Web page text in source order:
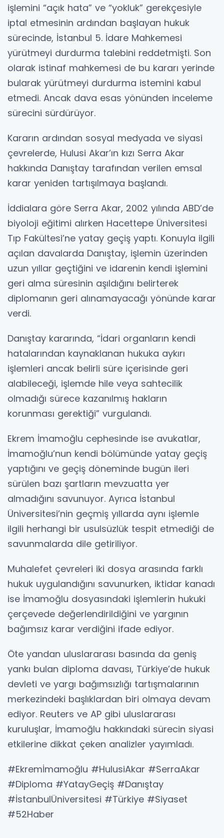
işlemini “açık hata” ve “yokluk” gerekçesiyle
iptal etmesinin ardından başlayan hukuk
sürecinde, İstanbul 5. İdare Mahkemesi
yürütmeyi durdurma talebini reddetmişti. Son
olarak istinaf mahkemesi de bu kararı yerinde
bularak yürütmeyi durdurma istemini kabul
etmedi. Ancak dava esas yönünden inceleme
sürecini sürdürüyor.
Kararın ardından sosyal medyada ve siyasi
çevrelerde, Hulusi Akar’ın kızı Serra Akar
hakkında Danıştay tarafından verilen emsal
karar yeniden tartışılmaya başlandı.
İddialara göre Serra Akar, 2002 yılında ABD’de
biyoloji eğitimi alırken Hacettepe Üniversitesi
Tıp Fakültesi’ne yatay geçiş yaptı. Konuyla ilgili
açılan davalarda Danıştay, işlemin üzerinden
uzun yıllar geçtiğini ve idarenin kendi işlemini
geri alma süresinin aşıldığını belirterek
diplomanın geri alınamayacağı yönünde karar
verdi.
Danıştay kararında, “İdari organların kendi
hatalarından kaynaklanan hukuka aykırı
işlemleri ancak belirli süre içerisinde geri
alabileceği, işlemde hile veya sahtecilik
olmadığı sürece kazanılmış hakların
korunması gerektiği” vurgulandı.
Ekrem İmamoğlu cephesinde ise avukatlar,
İmamoğlu’nun kendi bölümünde yatay geçiş
yaptığını ve geçiş döneminde bugün ileri
sürülen bazı şartların mevzuatta yer
almadığını savunuyor. Ayrıca İstanbul
Üniversitesi’nin geçmiş yıllarda aynı işlemle
ilgili herhangi bir usulsüzlük tespit etmediği de
savunmalarda dile getiriliyor.
Muhalefet çevreleri iki dosya arasında farklı
hukuk uygulandığını savunurken, iktidar kanadı
ise İmamoğlu dosyasındaki işlemlerin hukuki
çerçevede değerlendirildiğini ve yargının
bağımsız karar verdiğini ifade ediyor.
Öte yandan uluslararası basında da geniş
yankı bulan diploma davası, Türkiye’de hukuk
devleti ve yargı bağımsızlığı tartışmalarının
merkezindeki başlıklardan biri olmaya devam
ediyor. Reuters ve AP gibi uluslararası
kuruluşlar, İmamoğlu hakkındaki sürecin siyasi
etkilerine dikkat çeken analizler yayımladı.
#Ekremİmamoğlu #HulusiAkar #SerraAkar
#Diploma #YatayGeçiş #Danıştay
#İstanbulÜniversitesi #Türkiye #Siyaset
#52Haber